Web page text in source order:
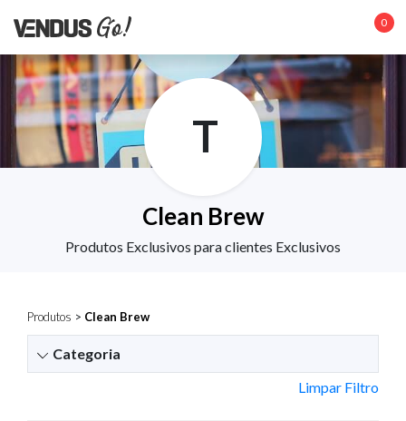
0
T
Clean Brew
Produtos Exclusivos para clientes Exclusivos
Produtos > Clean Brew
Categoria
Limpar Filtro